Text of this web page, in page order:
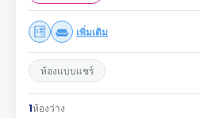
เพิ่มเติม
ห้องแบบแชร์
1ห้องว่าง